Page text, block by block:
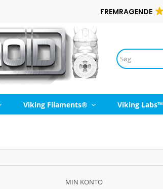
FREMRAGENDE
Viking Filaments® Viking Labs™
MIN KONTO